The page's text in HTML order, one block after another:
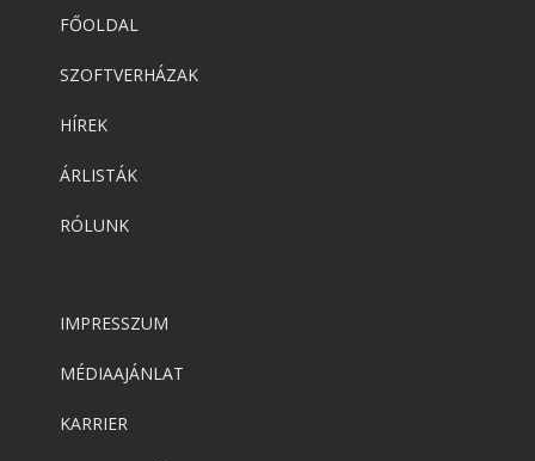
FŐOLDAL
SZOFTVERHÁZAK
HÍREK
ÁRLISTÁK
RÓLUNK
IMPRESSZUM
MÉDIAAJÁNLAT
KARRIER